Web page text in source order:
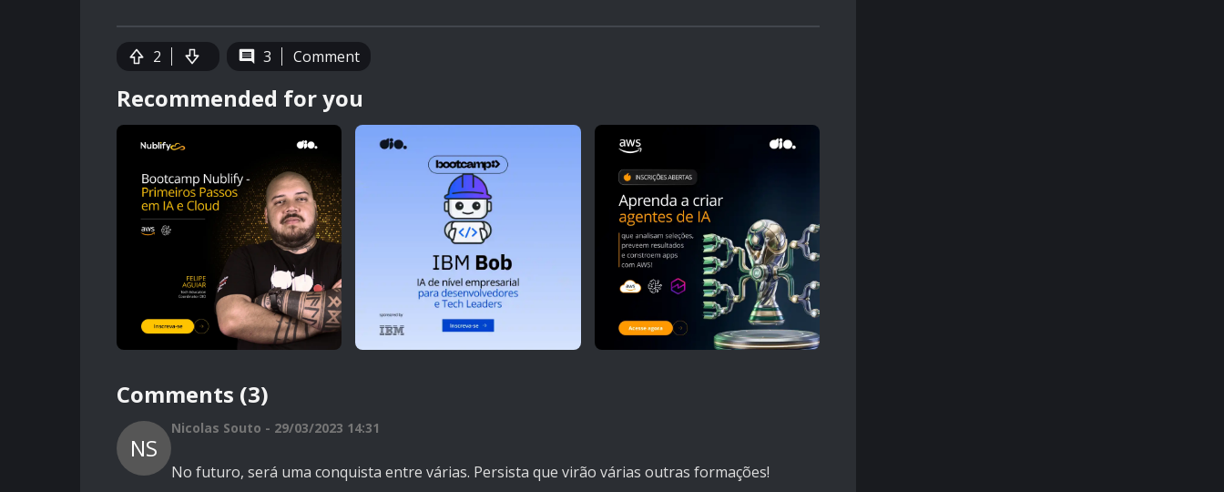
2 3 Comment
Recommended for you
Comments (3)
NS
Nicolas Souto - 29/03/2023 14:31
No futuro, será uma conquista entre várias. Persista que virão várias outras formações!